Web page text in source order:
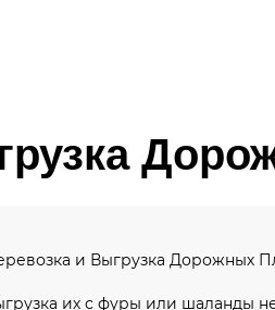
и Выгрузка Дорожных
их с фуры или шаланды